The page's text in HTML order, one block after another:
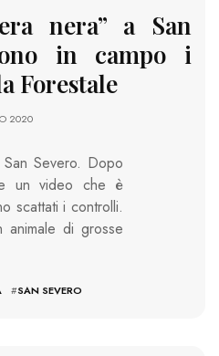
nera” a San
in campo i
Forestale
2020
Severo. Dopo
un video che è
scattati i controlli.
animale di grosse
#SAN SEVERO